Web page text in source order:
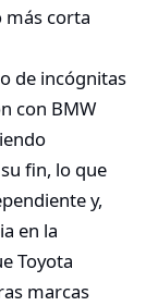
más corta
de incógnitas
con BMW
fin, lo que
y,
en la
Toyota
marcas